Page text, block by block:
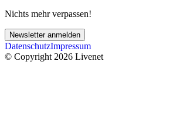
Nichts mehr verpassen!
Newsletter anmelden
DatenschutzImpressum
© Copyright 2026 Livenet